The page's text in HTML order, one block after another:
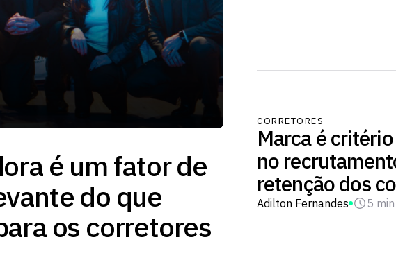
é um fator de
do que
os corretores
CORRETORES
Marca é
no
retenção dos
Adilton Fernandes 5 min